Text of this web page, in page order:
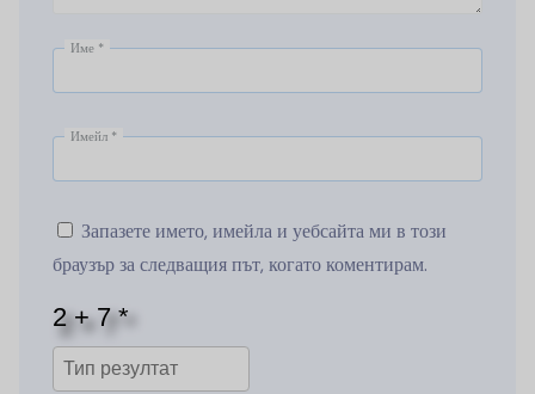
Име *
Имейл *
Запазете името, имейла и уебсайта ми в този
браузър за следващия път, когато коментирам.